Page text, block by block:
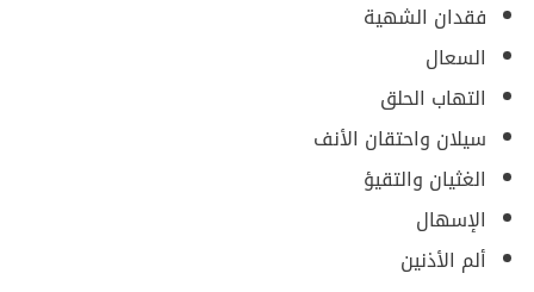
فقدان الشهية
السعال
التهاب الحلق
سيلان واحتقان الأنف
الغثيان والتقيؤ
الإسهال
ألم الأذنين